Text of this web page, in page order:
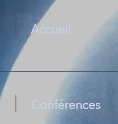
Accueil
Conférences